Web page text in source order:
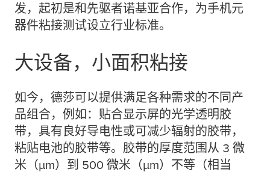
发，起初是和先驱者诺基亚合作，为手机元
器件粘接测试设立行业标准。
大设备，小面积粘接
如今，德莎可以提供满足各种需求的不同产
品组合，例如：贴合显示屏的光学透明胶
带，具有良好导电性或可减少辐射的胶带，
粘贴电池的胶带等。胶带的厚度范围从 3 微
米（µm）到 500 微米（µm）不等（相当